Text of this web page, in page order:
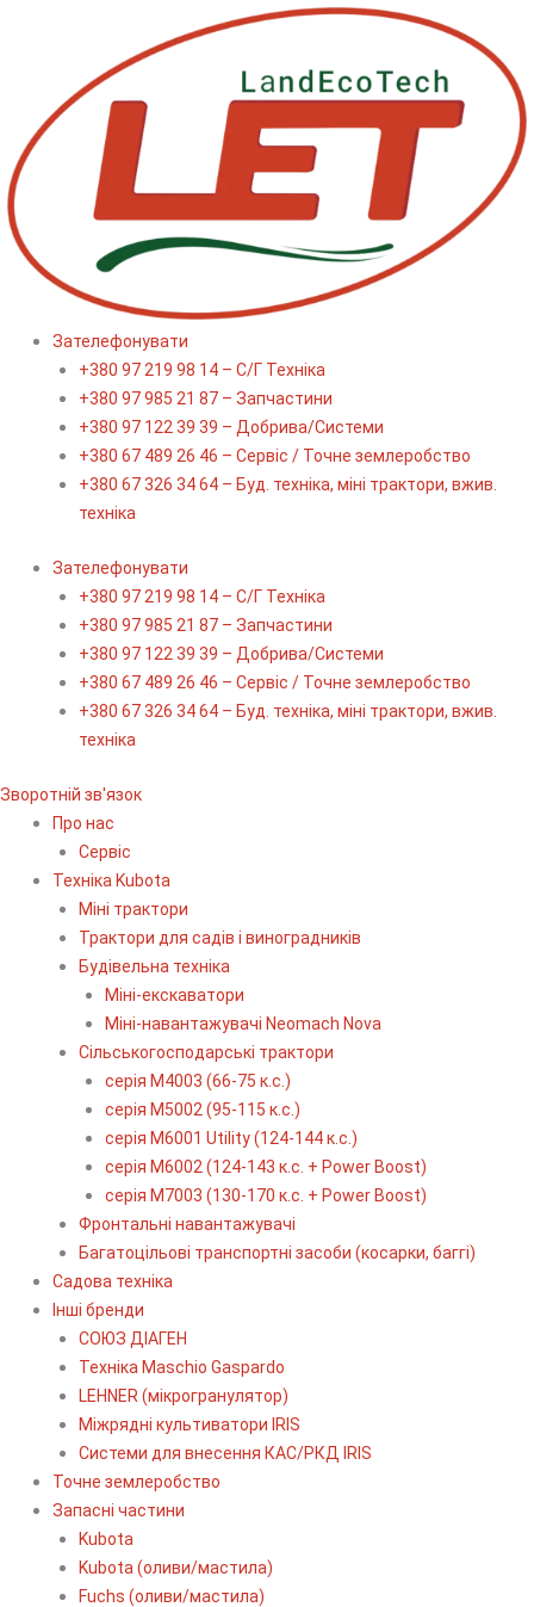
Зателефонувати
+380 97 219 98 14 – С/Г Техніка
+380 97 985 21 87 – Запчастини
+380 97 122 39 39 – Добрива/Cистеми
+380 67 489 26 46 – Сервіс / Точне землеробство
+380 67 326 34 64 – Буд. техніка, міні трактори, вжив.
техніка
Зателефонувати
+380 97 219 98 14 – С/Г Техніка
+380 97 985 21 87 – Запчастини
+380 97 122 39 39 – Добрива/Cистеми
+380 67 489 26 46 – Сервіс / Точне землеробство
+380 67 326 34 64 – Буд. техніка, міні трактори, вжив.
техніка
Зворотній зв'язок
Про нас
Сервіс
Технiка Kubota
Міні трактори
Трактори для садів і виноградників
Будівельна техніка
Міні-екскаватори
Міні-навантажувачі Neomach Nova
Сільськогосподарські трактори
серія М4003 (66-75 к.с.)
серія М5002 (95-115 к.с.)
серія M6001 Utility (124-144 к.с.)
серія М6002 (124-143 к.с. + Power Boost)
серія М7003 (130-170 к.с. + Power Boost)
Фронтальні навантажувачі
Багатоцільові транспортні засоби (косарки, баггі)
Садова техніка
Інші бренди
СОЮЗ ДІАГЕН
Техніка Maschio Gaspardo
LEHNER (мікрогранулятор)
Міжрядні культиватори IRIS
Системи для внесення КАС/РКД IRIS
Точне землеробство
Запасні частини
Kubota
Kubota (оливи/мастила)
Fuchs (оливи/мастила)